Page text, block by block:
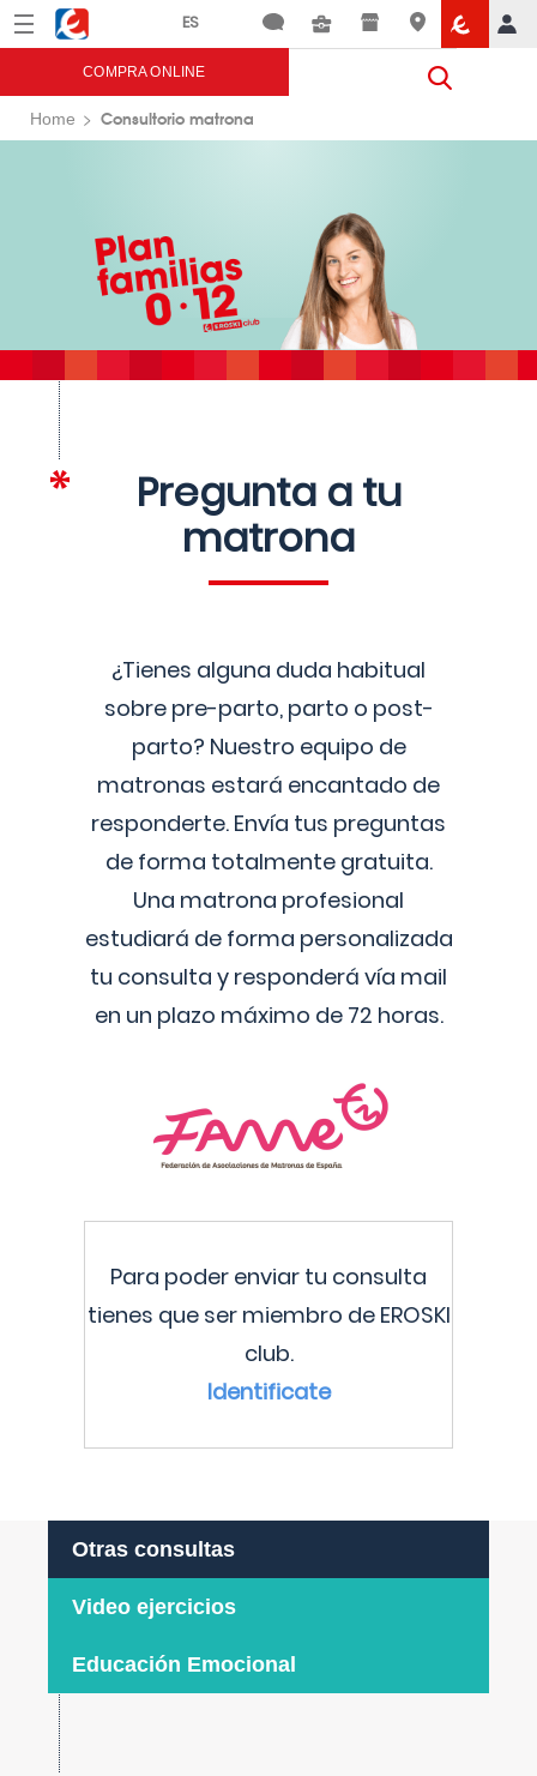
Menú Eroski
COMPRA ONLINE
Home Consultorio matrona
Pregunta a tu
matrona
¿Tienes alguna duda habitual
sobre pre-parto, parto o post-
parto? Nuestro equipo de
matronas estará encantado de
responderte. Envía tus preguntas
de forma totalmente gratuita.
Una matrona profesional
estudiará de forma personalizada
tu consulta y responderá vía mail
en un plazo máximo de 72 horas.
Para poder enviar tu consulta
tienes que ser miembro de EROSKI
club.
Identificate
Otras consultas
Video ejercicios
Educación Emocional